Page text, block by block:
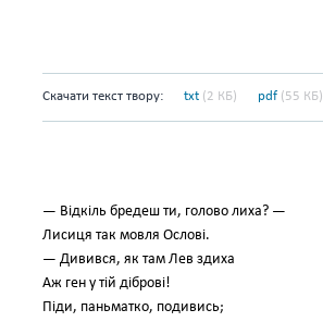
Скачати текст твору: txt (2 КБ) pdf (55 КБ)
— Відкіль бредеш ти, голово лиха? —
Лисиця так мовля Ослові.
— Дивився, як там Лев здиха
Аж ген у тій діброві!
Піди, паньматко, подивись;